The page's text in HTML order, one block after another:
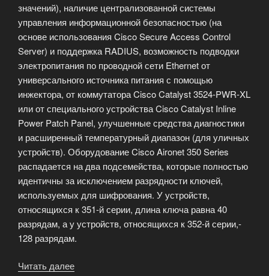
значений), наличие централизованной системы
управления информационной безопасностью (на
основе использования Cisco Secure Access Control
Server) и поддержка RADIUS, возможность подводки
электропитания по проводной сети Ethernet от
универсального источника питания с помощью
инжектора, от коммутатора Cisco Catalyst 3524-PWR-XL
или от специального устройства Cisco Catalyst Inline
Power Patch Panel, улучшенные средства диагностики
и расширенный температурный диапазон (для уличных
устройств). Оборудование Cisco Aironet 350 Series
распадается на два подсемейства, которые полностью
идентичны за исключением разрядности ключей,
используемых для шифрования. У устройств,
относящихся к 351-й серии, длина ключа равна 40
разрядам, а у устройств, относящихся к 352-й серии,-
128 разрядам.
Читать далее